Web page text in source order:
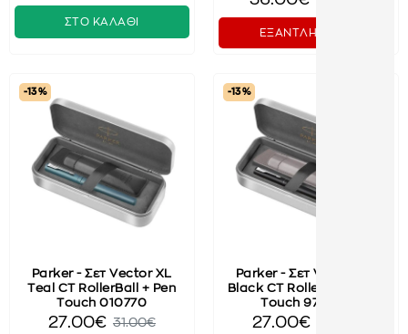
ΣΤΟ ΚΑΛΑΘΙ
ΕΞΑΝΤΛΗΜΕΝΟ
-13 %
Parker - Σετ Vector XL
Teal CT RollerBall + Pen
Touch 010770
27.00€ 31.00€
-13 %
Parker - Σετ Vector XL
Black CT RollerBall + Pen
Touch 975652
27.00€